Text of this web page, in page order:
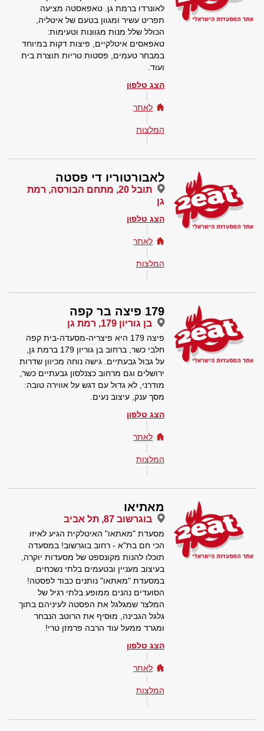
לאונרדו ברמת גן. טאפאסטה מציעה
תפריט עשיר ומגוון בטעם של איטליה,
הכולל שלל מנות מגוונות וטעימות:
טאפאסים איטלקיים, פיצות דקות במיוחד
במבחר טעמים, פסטות טריות תוצרת בית
ועוד.
הצג טלפון
לאתר
המלצות
לאבורטוריו די פסטה
תובל 20, מתחם הבורסה, רמת
גן
הצג טלפון
לאתר
המלצות
179 פיצה בר קפה
בן גוריון 179, רמת גן
פיצה 179 היא פיצריה-מסעדה-בית קפה
חלבי כשר, ברחוב בן גוריון 179 ברמת גן,
על גבול גבעתיים. גישה נוחה מכיוון שדרות
ירושלים וגם מרחוב כצנלסון גבעתיים כשר,
מודרני, לא גדול עם דגש על אווירה טובה:
מסך ענק, עיצוב נעים.
הצג טלפון
לאתר
המלצות
מאתיאו
בוגרשוב 87, תל אביב
מסעדת "מאתאו" האיטלקית הגיע לאיזו
הכי חם בת"א - רחוב בוגרשוב! במסעדה
תוכלו להנות מקונספט של מסעדות יוקרה,
בעיצוב מעניין ובטעמים בלתי נשכחים.
במסעדת "מאתאו" נותנים כבוד לפסטה!
הסועדים נהנים ממופע בלתי רגיל של
המלצר שמגלגל את הפסטה לעיניהם בתוך
גלגל הגבינה, מוסיף את הרוטב הנבחר
ומגרד ממעל עוד הרבה פרמזן טרי!
הצג טלפון
לאתר
המלצות